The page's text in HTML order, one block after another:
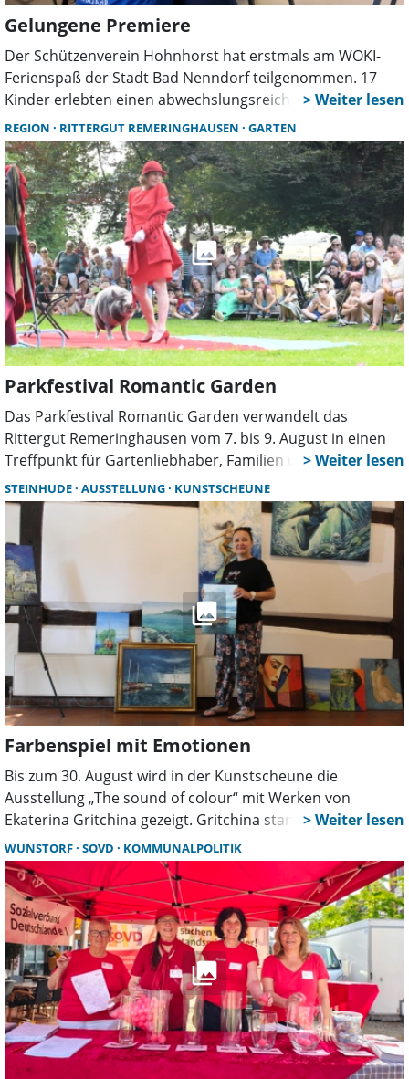
Gelungene Premiere
Der Schützenverein Hohnhorst hat erstmals am WOKI-
Ferienspaß der Stadt Bad Nenndorf teilgenommen. 17
Kinder erlebten einen abwechslungsreichen Tag mit
Lichtpunktschießen, Blasrohrsport, Spielen und
Experimenten. Zwölf Ehrenamtliche sorgten für eine
intensive Betreuung.
REGION RITTERGUT REMERINGHAUSEN GARTEN
Parkfestival Romantic Garden
Das Parkfestival Romantic Garden verwandelt das
Rittergut Remeringhausen vom 7. bis 9. August in einen
Treffpunkt für Gartenliebhaber, Familien und Genießer.
Mehr als 130 Aussteller, Live-Musik, Parkführungen,
Kunsthandwerk und zahlreiche Mitmachaktionen sorgen
für ein abwechslungsreiches Sommerwochenende.
STEINHUDE AUSSTELLUNG KUNSTSCHEUNE
Farbenspiel mit Emotionen
Bis zum 30. August wird in der Kunstscheune die
Ausstellung „The sound of colour“ mit Werken von
Ekaterina Gritchina gezeigt. Gritchina stammt aus
Russland. 2023 kam sie nach Deutschland und widmet
sich seitdem hauptberuflich der Malerei. In der
Kunstscheune stellt sie zum ersten Mal aus.
WUNSTORF SOVD KOMMUNALPOLITIK